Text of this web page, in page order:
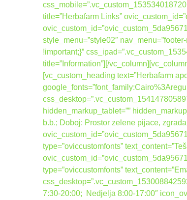
title=”Herbafarm Links”
style_menu=”style02″
!important;}”
title=”Information”][/
[vc_custom_heading text=”Herbafarm
hidden_markup_tablet=””
b.b.; Doboj: Prostor zelene pijace,
type=”oviccustomfonts”
type=”oviccustomfonts”
7:30-20:00; Nedjelja 8:00-17:00″